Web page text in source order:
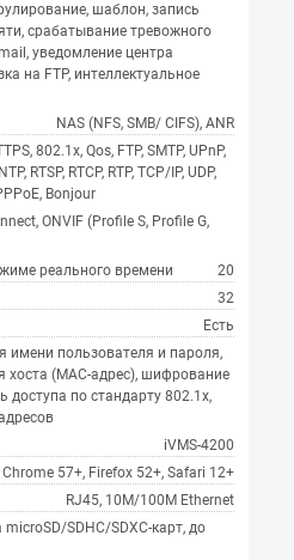
шаблон, запись
срабатывание тревожного
уведомление центра
на FTP, интеллектуальное
NAS (NFS, SMB/ CIFS), ANR
802.1x, Qos, FTP, SMTP, UPnP,
RTSP, RTCP, RTP, TCP/IP, UDP,
Bonjour
ONVIF (Profile S, Profile G,
реального времени
20
32
Есть
имени пользователя и пароля,
хоста (MAC-адрес), шифрование
доступа по стандарту 802.1x,
iVMS-4200
Chrome 57+, Firefox 52+, Safari 12+
RJ45, 10M/100M Ethernet
SDHC/SDXC-карт, до